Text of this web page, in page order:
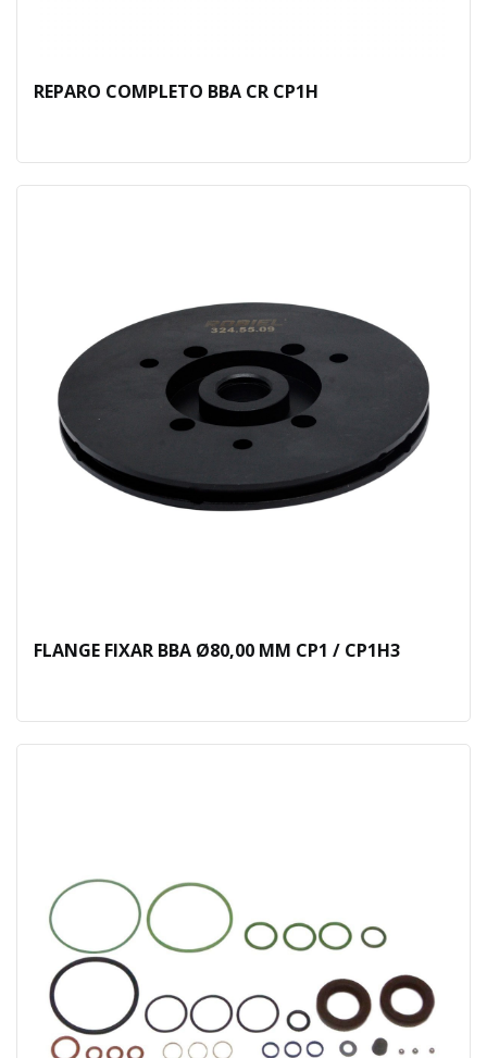
REPARO COMPLETO BBA CR CP1H
FLANGE FIXAR BBA Ø80,00 MM CP1 / CP1H3